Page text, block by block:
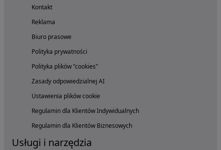
Kontakt
Reklama
Biuro prasowe
Polityka prywatności
Polityka plików "cookies"
Zasady odpowiedzialnej AI
Ustawienia plików cookie
Regulamin dla Klientów Indywidualnych
Regulamin dla Klientów Biznesowych
Usługi i narzędzia